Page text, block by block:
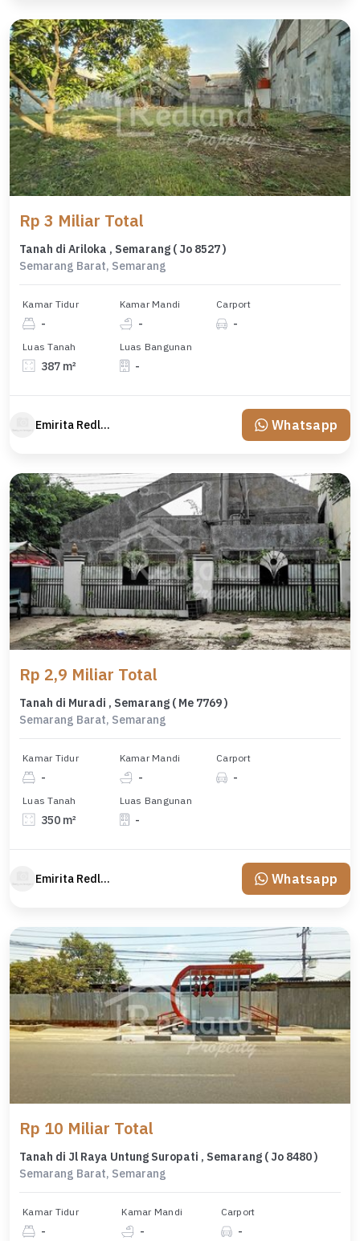
Rp 3 Miliar Total
Tanah di Ariloka , Semarang ( Jo 8527 )
Semarang Barat, Semarang
Kamar Tidur
-
Kamar Mandi
-
Carport
-
Luas Tanah
387 m²
Luas Bangunan
-
Emirita Redland Whatsapp
Rp 2,9 Miliar Total
Tanah di Muradi , Semarang ( Me 7769 )
Semarang Barat, Semarang
Kamar Tidur
-
Kamar Mandi
-
Carport
-
Luas Tanah
350 m²
Luas Bangunan
-
Emirita Redland Whatsapp
Rp 10 Miliar Total
Tanah di Jl Raya Untung Suropati , Semarang ( Jo 8480 )
Semarang Barat, Semarang
Kamar Tidur
-
Kamar Mandi
-
Carport
-